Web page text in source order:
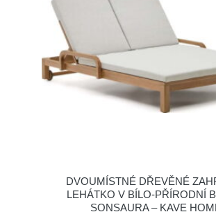
DVOUMÍSTNÉ DŘEVĚNÉ
LEHÁTKO V BÍLO-PŘÍRODNÍ
SONSAURA – KAVE